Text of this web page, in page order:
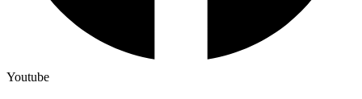
Youtube